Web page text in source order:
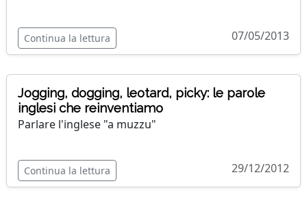
Continua la lettura 07/05/2013
Jogging, dogging, leotard, picky: le parole
inglesi che reinventiamo
Parlare l'inglese "a muzzu"
Continua la lettura 29/12/2012